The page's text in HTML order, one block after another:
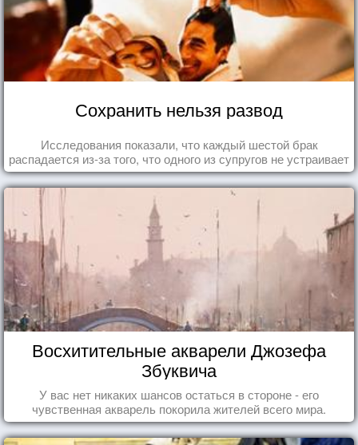
Сохранить нельзя развод
Исследования показали, что каждый шестой брак
распадается из-за того, что одного из супругов не устраивает
та роль, которая выпала ему в семье.
Восхитительные акварели Джозефа
Збуквича
У вас нет никаких шансов остаться в стороне - его
чувственная акварель покорила жителей всего мира.